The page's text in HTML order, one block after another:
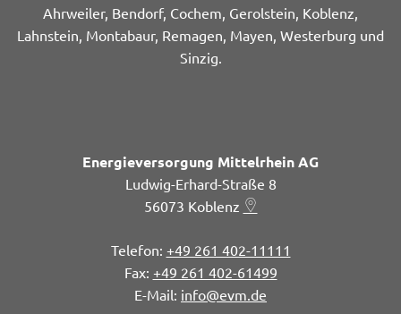
Ahrweiler, Bendorf, Cochem, Gerolstein, Koblenz,
Lahnstein, Montabaur, Remagen, Mayen, Westerburg und
Sinzig.
Energieversorgung Mittelrhein AG
Ludwig-Erhard-Straße 8
56073 Koblenz
+49 261 402-11111
+49 261 402-61499
info@evm.de